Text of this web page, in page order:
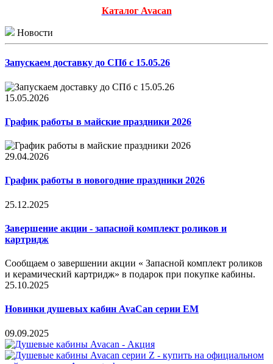
Каталог Avacan
Новости
Запускаем доставку до СПб с 15.05.26
15.05.2026
График работы в майские праздники 2026
29.04.2026
График работы в новогодние праздники 2026
25.12.2025
Завершение акции - запасной комплект роликов и
картридж
Сообщаем о завершении акции « Запасной комплект роликов
и керамический картридж» в подарок при покупке кабины.
25.10.2025
Новинки душевых кабин AvaCan серии EM
09.09.2025